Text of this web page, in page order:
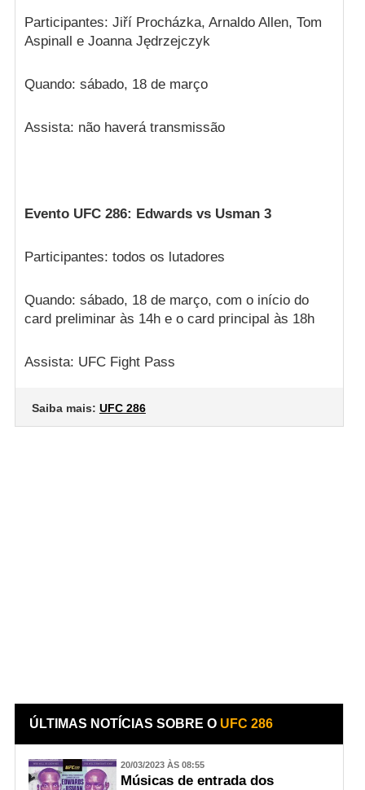
Participantes: Jiří Procházka, Arnaldo Allen, Tom
Aspinall e Joanna Jędrzejczyk
Quando: sábado, 18 de março
Assista: não haverá transmissão
Evento UFC 286: Edwards vs Usman 3
Participantes: todos os lutadores
Quando: sábado, 18 de março, com o início do
card preliminar às 14h e o card principal às 18h
Assista: UFC Fight Pass
Saiba mais: UFC 286
ÚLTIMAS NOTÍCIAS SOBRE O UFC 286
20/03/2023 ÀS 08:55
Músicas de entrada dos